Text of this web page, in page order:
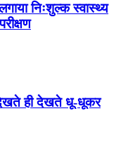
निःशुल्क स्वास्थ्य
ही देखते धू-धूकर